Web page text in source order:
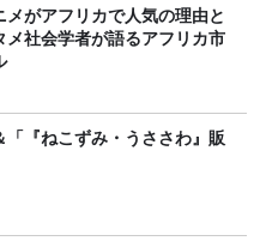
メがアフリカで人気の理由と
メ社会学者が語るアフリカ市
「『ねこずみ・うささわ』販